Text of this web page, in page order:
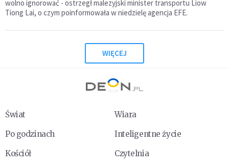
wolno ignorować - ostrzegł malezyjski minister transportu Liow
Tiong Lai, o czym poinformowała w niedzielę agencja EFE.
WIĘCEJ
Świat
Wiara
Po godzinach
Inteligentne życie
Kościół
Czytelnia